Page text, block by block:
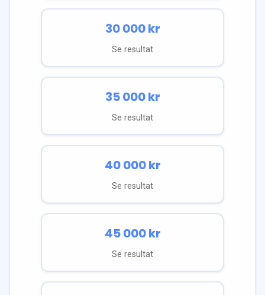
30 000kr
Se resultat
35 000kr
Se resultat
40 000kr
Se resultat
45 000kr
Se resultat